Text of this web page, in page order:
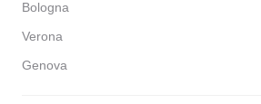
Bologna
Verona
Genova